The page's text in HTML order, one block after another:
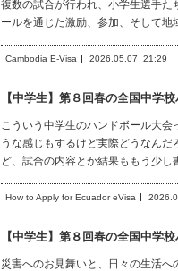
複数の試合が行われ、小学生選手
ールを通じた激励、参加、そして
Cambodia E-Visa 2026.05.07 21:29
【中学生】第８回春の全国中学
こういう中学生のハンドボール大
うな感じもするけど実際どうなん
ど、試合の内容とか結果ももう少
How to Apply for Ecuador eVisa
【中学生】第８回春の全国中学
災害へのお見舞いと、日々の生活